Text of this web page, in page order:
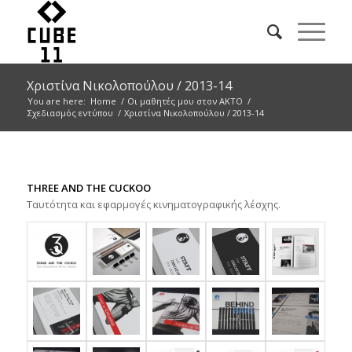
Χριστίνα Νικολοπούλου / 2013-14
You are here: Home / Οι μαθητές μου στον ΑΚΤΟ /
Σχεδιασμός εντύπου / Χριστίνα Νικολοπούλου / 2013-14
THREE AND THE CUCKOO
Ταυτότητα και εφαρμογές κινηματογραφικής λέσχης.